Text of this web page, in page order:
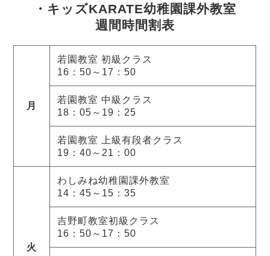
・キッズKARATE幼稚園課外教室
週間時間割表
月
若園教室 初級クラス
16：50～17：50
若園教室 中級クラス
18：05～19：25
若園教室 上級有段者クラス
19：40～21：00
火
わしみね幼稚園課外教室
14：45～15：35
吉野町教室初級クラス
16：50～17：50